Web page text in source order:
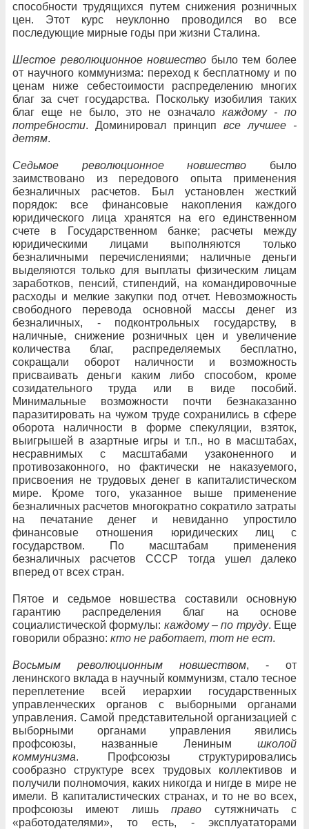
способности трудящихся путем снижения розничных
цен. Этот курс неуклонно проводился во все
последующие мирные годы при жизни Сталина.
Шестое революционное новшество было тем более
от научного коммунизма: переход к бесплатному и по
ценам ниже себестоимости распределению многих
благ за счет государства. Поскольку изобилия таких
благ еще не было, это не означалокаждому - по
потребности. Доминировал принцип все лучшее -
детям.
Седьмое революционное новшество было
заимствовано из передового опыта применения
безналичных расчетов. Был установлен жесткий
порядок: все финансовые накопления каждого
юридического лица хранятся на его единственном
счете в Государственном банке; расчеты между
юридическими лицами выполняются только
безналичными перечислениями; наличные деньги
выделяются только для выплаты физическим лицам
заработков, пенсий, стипендий, на командировочные
расходы и мелкие закупки под отчет. Невозможность
свободного перевода основной массы денег из
безналичных, - подконтрольных государству, в
наличные, снижение розничных цен и увеличение
количества благ, распределяемых бесплатно,
сокращали оборот наличности и возможность
присваивать деньги каким либо способом, кроме
созидательного труда или в виде пособий.
Минимальные возможности почти безнаказанно
паразитировать на чужом труде сохранились в сфере
оборота наличности в форме спекуляции, взяток,
выигрышей в азартные игры и т.п., но в масштабах,
несравнимых с масштабами узаконенного и
противозаконного, но фактически не наказуемого,
присвоения не трудовых денег в капиталистическом
мире. Кроме того, указанное выше применение
безналичных расчетов многократно сократило затраты
на печатание денег и невиданно упростило
финансовые отношения юридических лиц с
государством. По масштабам применения
безналичных расчетов СССР тогда ушел далеко
вперед от всех стран.
Пятое и седьмое новшества составили основную
гарантию распределения благ на основе
социалистической формулы: каждому – по труду. Еще
говорили образно: кто не работает, тот не ест.
Восьмым революционным новшеством, - от
ленинского вклада в научный коммунизм, стало тесное
переплетение всей иерархии государственных
управленческих органов с выборными органами
управления. Самой представительной организацией с
выборными органами управления явились
профсоюзы, названные Лениным школой
коммунизма. Профсоюзы структурировались
сообразно структуре всех трудовых коллективов и
получили полномочия, каких никогда и нигде в мире не
имели. В капиталистических странах, и то не во всех,
профсоюзы имеют лишьправо сутяжничать с
«работодателями», то есть, - эксплуататорами